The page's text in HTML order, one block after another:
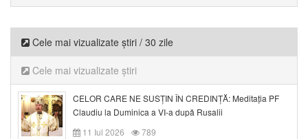
Cele mai vizualizate știri / 30 zile
Cele mai vizualizate știri
CELOR CARE NE SUSȚIN ÎN CREDINȚĂ: Meditația PF
Claudiu la Duminica a VI-a după Rusalii
11 Iul 2026
789